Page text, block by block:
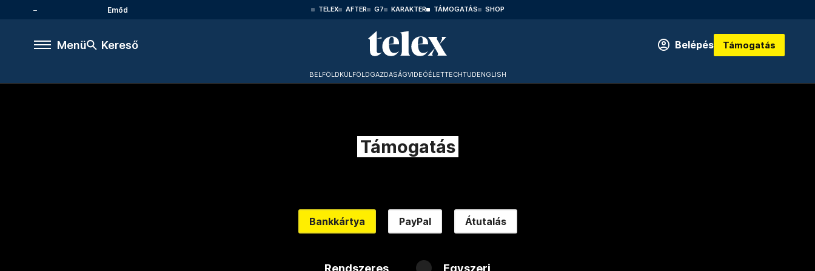
Emőd TELEX AFTER G7 KARAKTER TÁMOGATÁS SHOP
Menü Kereső Belépés Támogatás
BELFÖLDKÜLFÖLDGAZDASÁGVIDEÓÉLETTECHTUDENGLISH
Támogatás
Bankkártya PayPal Átutalás
Rendszeres Egyszeri